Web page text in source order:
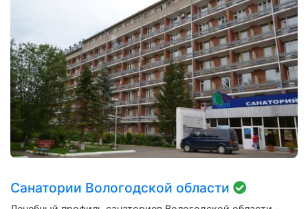
Санатории Вологодской области